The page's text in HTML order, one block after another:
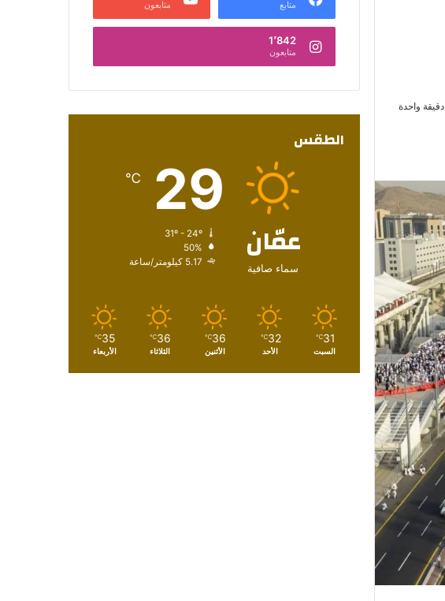
دقيقة واحدة
متابع متابعون
1٬842
متابعون
الطقس
عمّان
سماء صافية
29
℃
50%
5.17 كيلومتر/ساعة
31
℃
السبت
32
℃
الأحد
36
℃
الأثنين
36
℃
الثلاثاء
35
℃
الأربعاء